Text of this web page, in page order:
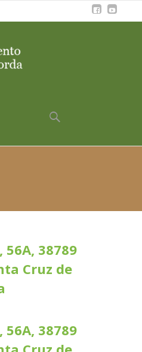
Buscar:
38789
Cruz de
38789